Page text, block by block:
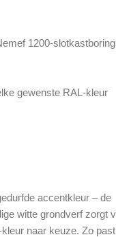
1200-slotkastboring
gewenste RAL-kleur
accentkleur – de
witte grondverf zorgt
naar keuze. Zo